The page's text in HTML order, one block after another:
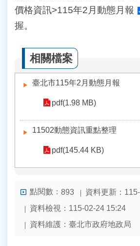
價格資訊>115年2月動態月報
握。
相關檔案
臺北市115年2月動態月報
pdf(1.98 MB)
11502動態資訊重點整理
pdf(145.44 KB)
點閱數： 893
資料更新：
資料檢視：115-02-24 15:24
資料維護：臺北市政府地政局